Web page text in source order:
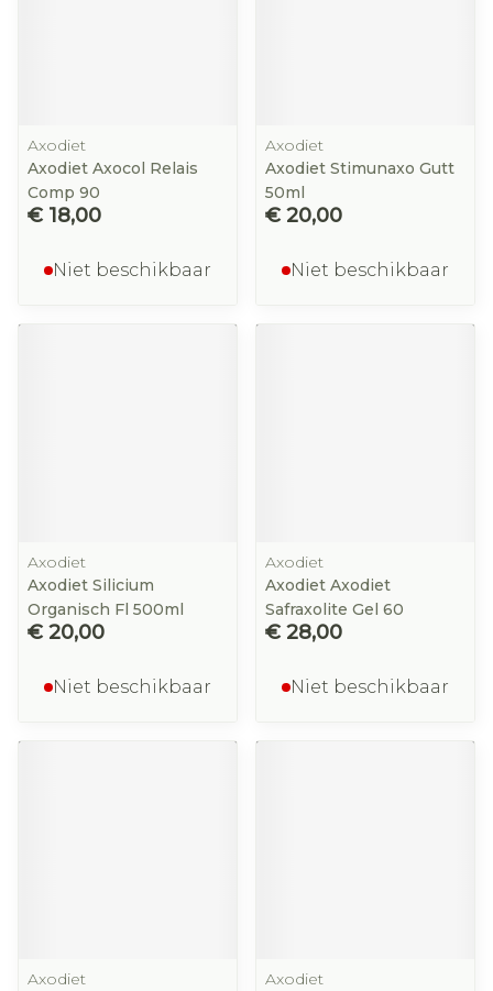
Axodiet
Axodiet Axocol Relais
Comp 90
€ 18,00
Niet beschikbaar
Axodiet
Axodiet Stimunaxo Gutt
50ml
€ 20,00
Niet beschikbaar
Axodiet
Axodiet Silicium
Organisch Fl 500ml
€ 20,00
Niet beschikbaar
Axodiet
Axodiet Axodiet
Safraxolite Gel 60
€ 28,00
Niet beschikbaar
Axodiet
Axodiet